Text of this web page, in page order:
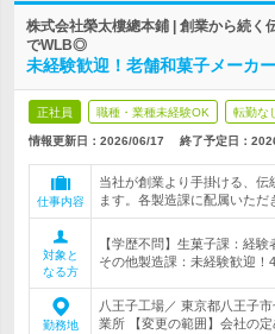
株式会社榮太樓總本鋪 | 創業から続く
でWLB◎
未経験歓迎！老舗和菓子メーカ
正社員 職種・業種未経験OK 転勤な
情報更新日：2026/06/17 終了予定日：
仕事内容
当社が創業より手掛ける、伝
ます。各製造課に配属いただ
対象と
なる方
【学歴不問】生菓子課：経
その他製造課：未経験歓迎！
勤務地
八王子工場／ 東京都八王子
業所 【変更の範囲】会社の定